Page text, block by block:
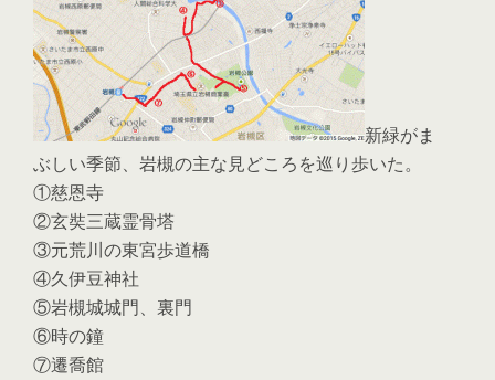
新緑がま
ぶしい季節、岩槻の主な見どころを巡り歩いた。
①慈恩寺
②玄奘三蔵霊骨塔
③元荒川の東宮歩道橋
④久伊豆神社
⑤岩槻城城門、裏門
⑥時の鐘
⑦遷喬館